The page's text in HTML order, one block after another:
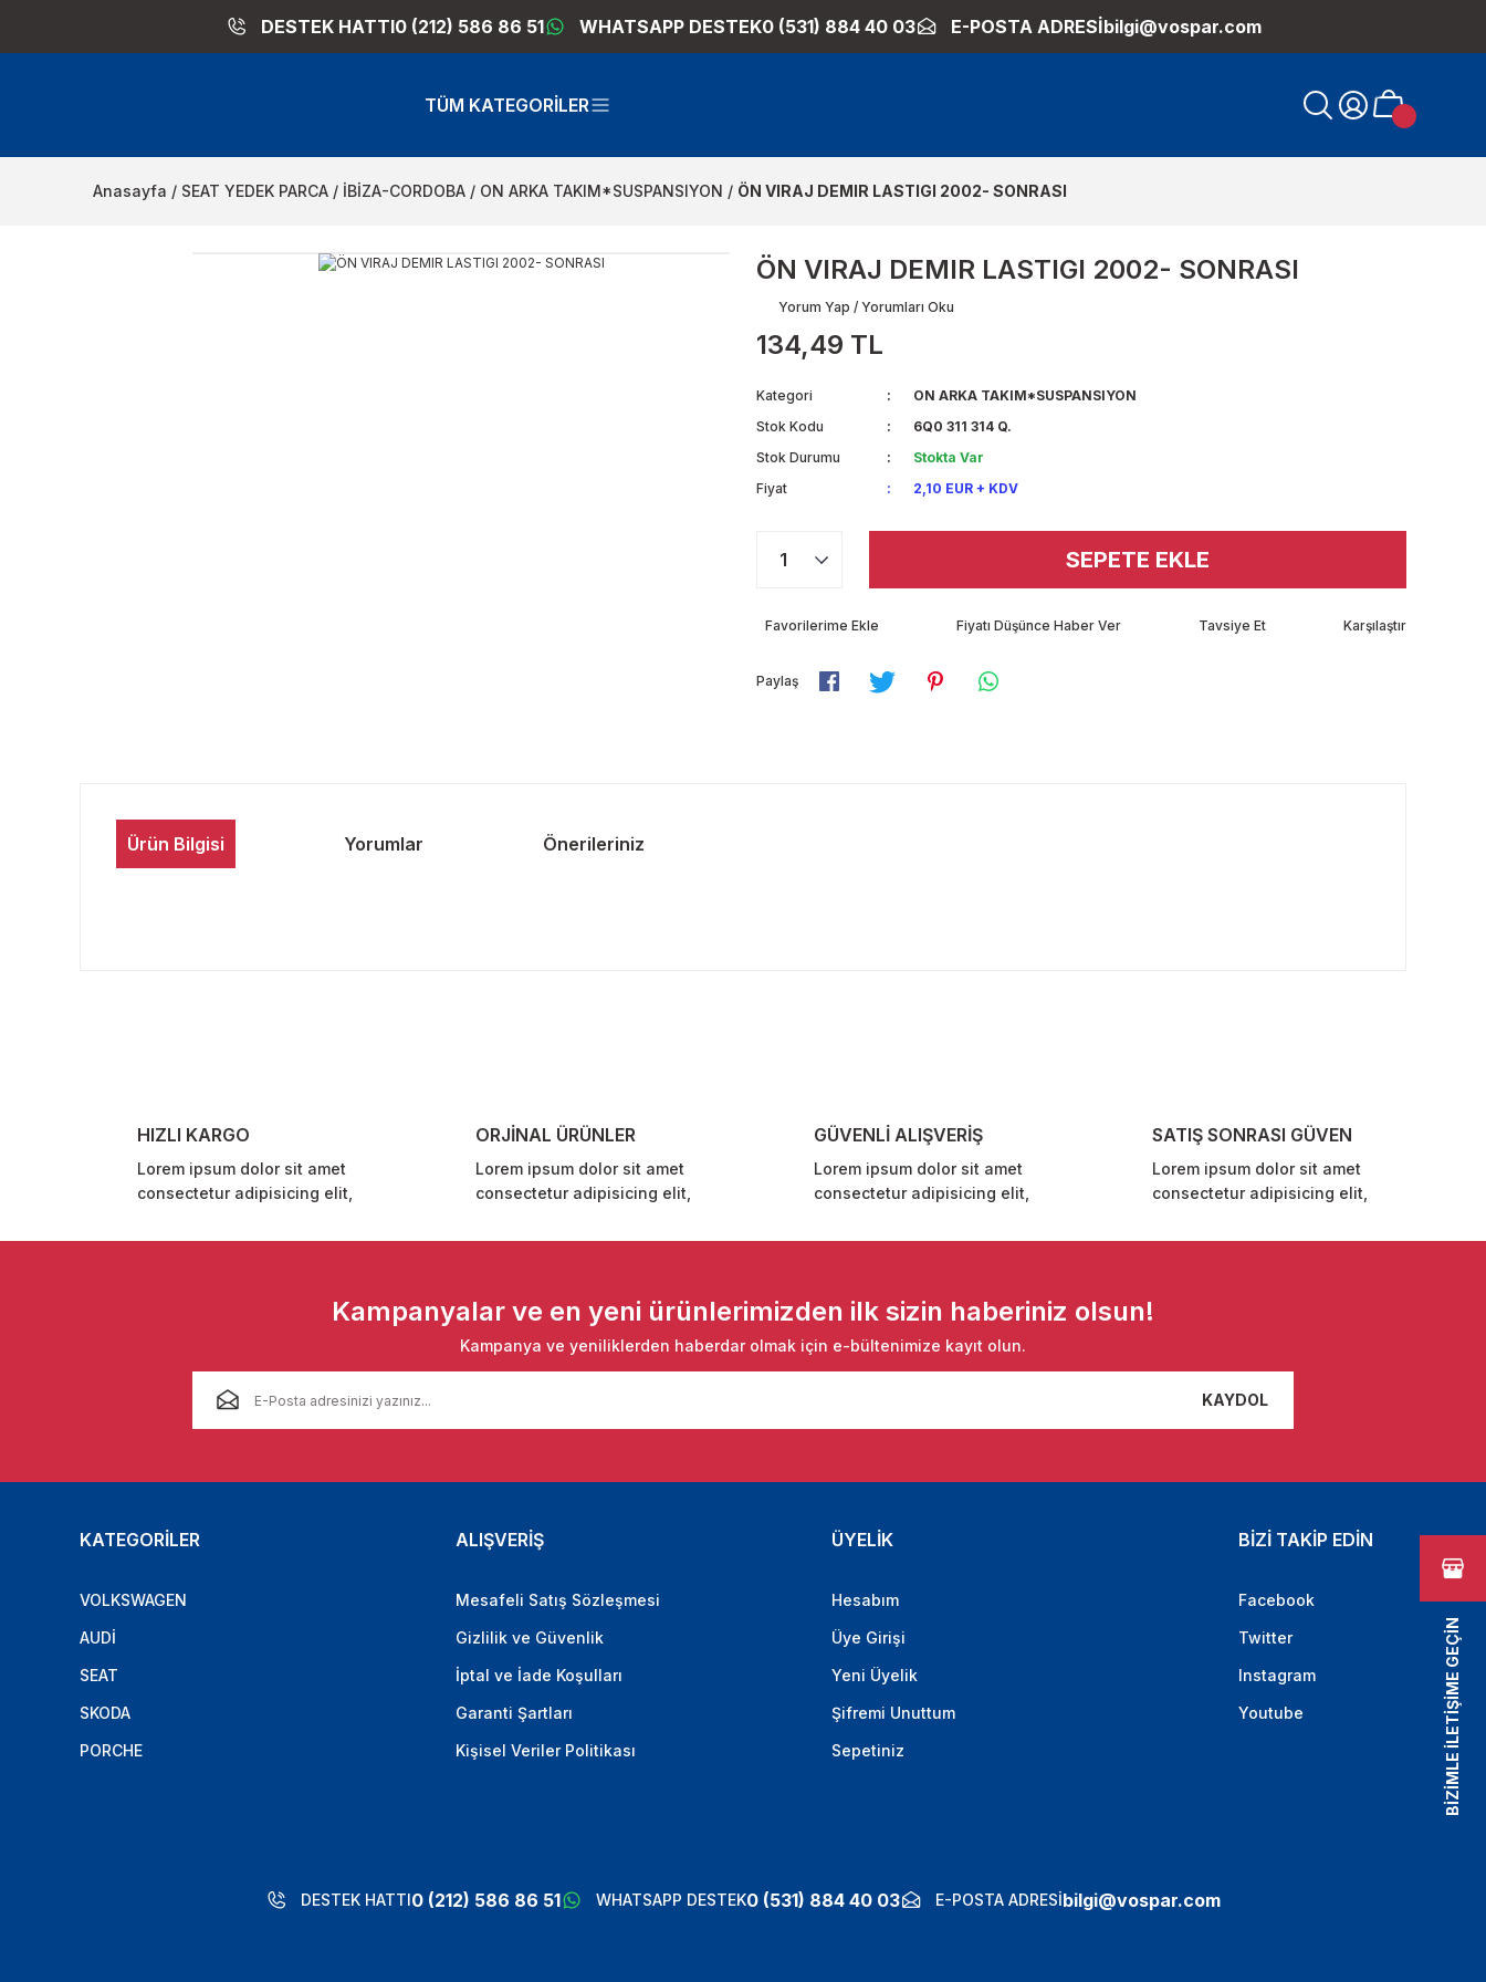
DESTEK HATTI0 (212) 586 86 51 WHATSAPP DESTEK0 (531) 884 40 03 E-POSTA ADRESİbilgi@vospar.com
TÜM KATEGORİLER
Anasayfa SEAT YEDEK PARCA İBİZA-CORDOBA ON ARKA TAKIM*SUSPANSIYON ÖN VIRAJ DEMIR LASTIGI 2002- SONRASI
ÖN VIRAJ DEMIR LASTIGI 2002- SONRASI
Yorum Yap / Yorumları Oku
134,49 TL
Kategori
ON ARKA TAKIM*SUSPANSIYON
Stok Kodu
6Q0 311 314 Q.
Stok Durumu
Stokta Var
Fiyat
2,10 EUR + KDV
SEPETE EKLE
Fiyatı Düşünce Haber Ver Tavsiye Et Karşılaştır
Paylaş
Ürün Bilgisi Yorumlar Önerileriniz
Bu ürüne benzer farklı alternatifler olmalı.
HIZLI KARGO
Lorem ipsum dolor sit amet
consectetur adipisicing elit,
ORJİNAL ÜRÜNLER
Lorem ipsum dolor sit amet
consectetur adipisicing elit,
GÜVENLİ ALIŞVERİŞ
Lorem ipsum dolor sit amet
consectetur adipisicing elit,
SATIŞ SONRASI GÜVEN
Lorem ipsum dolor sit amet
consectetur adipisicing elit,
Kampanyalar ve en yeni ürünlerimizden ilk sizin haberiniz olsun!
Kampanya ve yeniliklerden haberdar olmak için e-bültenimize kayıt olun.
KAYDOL
KATEGORİLER
VOLKSWAGEN
AUDİ
SEAT
SKODA
PORCHE
ALIŞVERİŞ
Mesafeli Satış Sözleşmesi
Gizlilik ve Güvenlik
İptal ve İade Koşulları
Garanti Şartları
Kişisel Veriler Politikası
ÜYELİK
Hesabım
Üye Girişi
Yeni Üyelik
Şifremi Unuttum
Sepetiniz
BİZİ TAKİP EDİN
Facebook
Twitter
Instagram
Youtube
DESTEK HATTI0 (212) 586 86 51 WHATSAPP DESTEK0 (531) 884 40 03 E-POSTA ADRESİbilgi@vospar.com
BİZİMLE İLETİŞİME GEÇİN